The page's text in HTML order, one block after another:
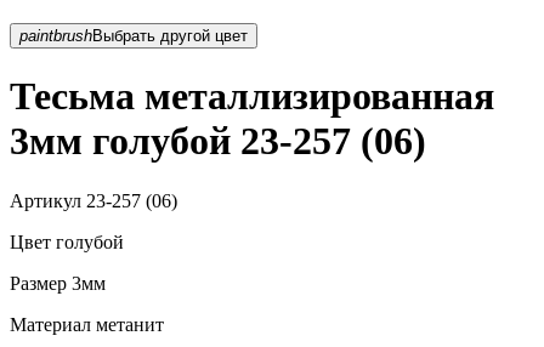
paintbrush Выбрать другой цвет
Тесьма металлизированная
3мм голубой 23-257 (06)
Артикул 23-257 (06)
Цвет голубой
Размер 3мм
Материал метанит